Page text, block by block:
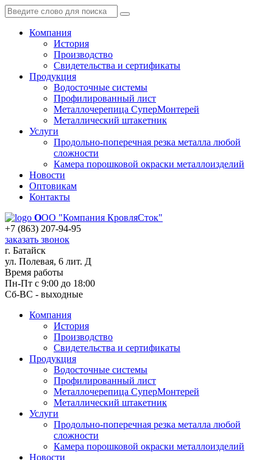
Компания
История
Производство
Свидетельства и сертификаты
Продукция
Водосточные системы
Профилированный лист
Металлочерепица СуперМонтерей
Металлический штакетник
Услуги
Продольно-поперечная резка металла любой
сложности
Камера порошковой окраски металлоизделий
Новости
Оптовикам
Контакты
ООО "Компания КровляСток"
+7 (863) 207-94-95
заказать звонок
г. Батайск
ул. Полевая, 6 лит. Д
Время работы
Пн-Пт с 9:00 до 18:00
Сб-ВС - выходные
Компания
История
Производство
Свидетельства и сертификаты
Продукция
Водосточные системы
Профилированный лист
Металлочерепица СуперМонтерей
Металлический штакетник
Услуги
Продольно-поперечная резка металла любой
сложности
Камера порошковой окраски металлоизделий
Новости